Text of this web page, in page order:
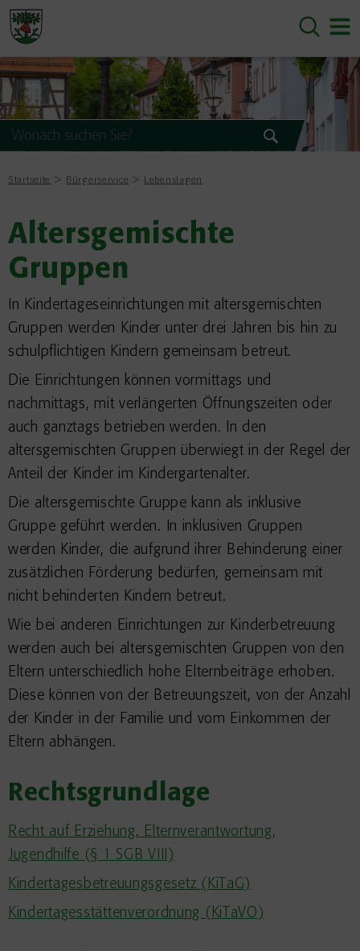
Startseite Bürgerservice Lebenslagen
Altersgemischte
Gruppen
In Kindertageseinrichtungen mit altersgemischten
Gruppen werden Kinder unter drei Jahren bis hin zu
schulpflichtigen Kindern gemeinsam betreut.
Die Einrichtungen können vormittags und
nachmittags, mit verlängerten Öffnungszeiten oder
auch ganztags betrieben werden. In den
altersgemischten Gruppen überwiegt in der Regel der
Anteil der Kinder im Kindergartenalter.
Die altersgemischte Gruppe kann als inklusive
Gruppe geführt werden. In inklusiven Gruppen
werden Kinder, die aufgrund ihrer Behinderung einer
zusätzlichen Förderung bedürfen, gemeinsam mit
nicht behinderten Kindern betreut.
Wie bei anderen Einrichtungen zur Kinderbetreuung
werden auch bei altersgemischten Gruppen von den
Eltern unterschiedlich hohe Elternbeiträge erhoben.
Diese können von der Betreuungszeit, von der Anzahl
der Kinder in der Familie und vom Einkommen der
Eltern abhängen.
Rechtsgrundlage
Recht auf Erziehung, Elternverantwortung,
Jugendhilfe (§ 1 SGB VIII)
Kindertagesbetreuungsgesetz (KiTaG)
Kindertagesstättenverordnung (KiTaVO)